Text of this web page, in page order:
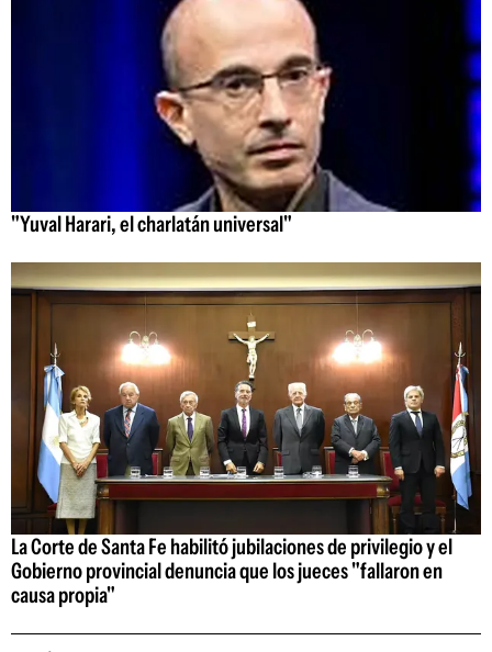
"Yuval Harari, el charlatán universal"
La Corte de Santa Fe habilitó jubilaciones de privilegio y el
Gobierno provincial denuncia que los jueces "fallaron en
causa propia"